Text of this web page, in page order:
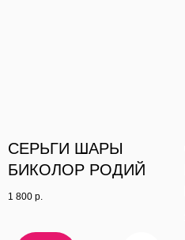
СЕРЬГИ ШАРЫ
БИКОЛОР РОДИЙ
1 800 р.